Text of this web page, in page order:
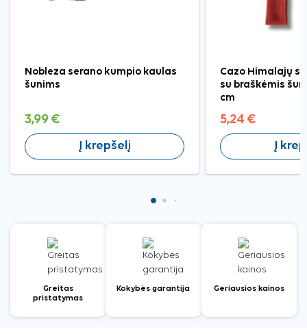
Nobleza serano kumpio kaulas
šunims
3,99 €
Į krepšelį
Cazo Himalajų
su braškėmis
cm
5,24 €
Į
Greitas
pristatymas
Kokybės garantija Geriausios kainos